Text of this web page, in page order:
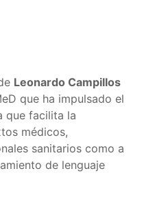
Leonardo Campillos
que ha impulsado el
que facilita la
médicos,
sanitarios como a
de lenguaje